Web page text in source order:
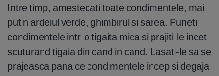
Intre timp, amestecati toate condimentele, mai
putin ardeiul verde, ghimbirul si sarea. Puneti
condimentele intr-o tigaita mica si prajiti-le incet
scuturand tigaia din cand in cand. Lasati-le sa se
prajeasca pana ce condimentele incep si degaja